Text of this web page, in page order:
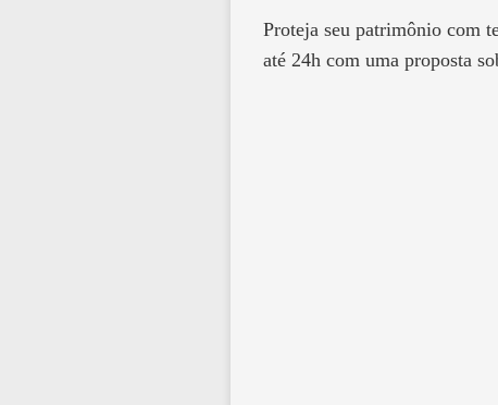
Proteja seu patrimônio com
até 24h com uma proposta